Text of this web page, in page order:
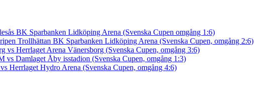
BK Sparbanken Lidköping Arena (Svenska Cupen omgång 1:6)
Trollhättan BK Sparbanken Lidköping Arena (Svenska Cupen, omgång 2:6)
vs HerrlagetArena Vänersborg (Svenska Cupen, omgång 3:6)
vs DamlagetÅby isstadion (Svenska Cupen, omgång 1:3)
HerrlagetHydro Arena (Svenska Cupen, omgång 4:6)